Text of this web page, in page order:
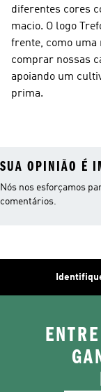
diferentes cores
macio. O logo
frente, como uma
comprar nossas
apoiando um
prima.
SUA OPINIÃO É
Nós nos esforçamos
comentários.